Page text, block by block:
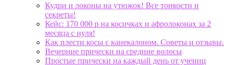
Кудри и локоны на утюжок! Все тонкости и
секреты!
Кейс: 170 000 р на косичках и афролоконах за 2
месяца с нуля!
Как плести косы с канекалоном. Советы и отзывы.
Вечерние прически на средние волосы
Простые прически на каждый день от учениц